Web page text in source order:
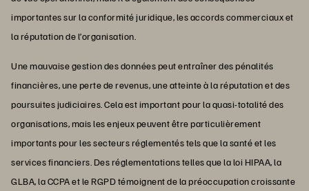
importantes sur la conformité juridique, les accords commerciaux et
la réputation de l’organisation.
Une mauvaise gestion des données peut entraîner des pénalités
financières, une perte de revenus, une atteinte à la réputation et des
poursuites judiciaires. Cela est important pour la quasi-totalité des
organisations, mais les enjeux peuvent être particulièrement
importants pour les secteurs réglementés tels que la santé et les
services financiers. Des réglementations telles que la loi HIPAA, la
GLBA, la CCPA et le RGPD témoignent de la préoccupation croissante